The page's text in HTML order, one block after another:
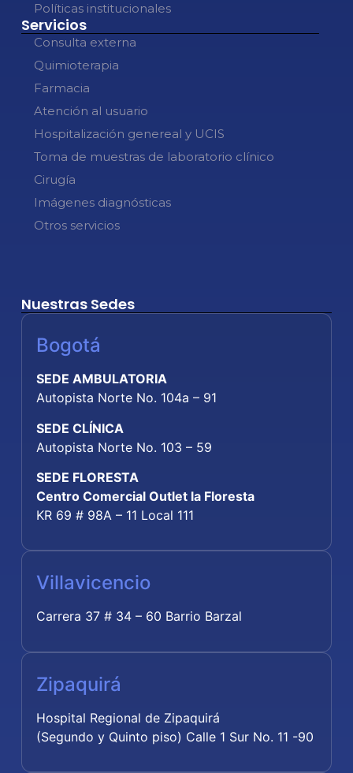
Políticas institucionales
Servicios
Consulta externa
Quimioterapia
Farmacia
Atención al usuario
Hospitalización genereal y UCIS
Toma de muestras de laboratorio clínico
Cirugía
Imágenes diagnósticas
Otros servicios
Nuestras Sedes
Bogotá
SEDE AMBULATORIA
Autopista Norte No. 104a – 91
SEDE CLÍNICA
Autopista Norte No. 103 – 59
SEDE FLORESTA
Centro Comercial Outlet la Floresta
KR 69 # 98A – 11 Local 111
Villavicencio
Carrera 37 # 34 – 60 Barrio Barzal
Zipaquirá
Hospital Regional de Zipaquirá
(Segundo y Quinto piso) Calle 1 Sur No. 11 -90